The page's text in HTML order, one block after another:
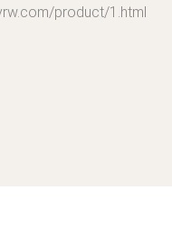
product/1.html